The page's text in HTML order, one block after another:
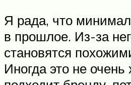
Я рада, что
в прошлое. Из-за
становятся
Иногда это не